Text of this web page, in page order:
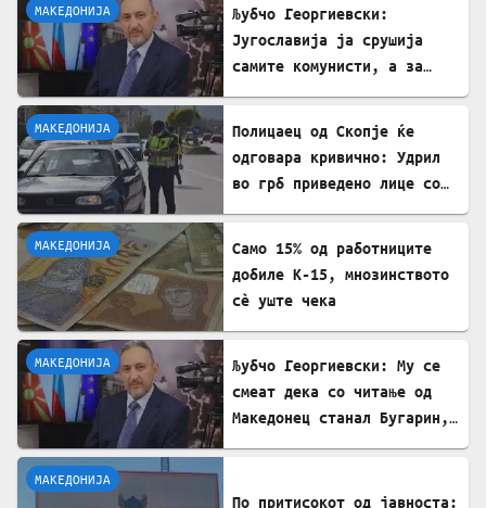
МАКЕДОНИЈА
Љубчо Георгиевски:
Југославија ја срушија
самите комунисти, а за
МАКЕДОНИЈА
Полицаец од Скопје ќе
одговара кривично: Удрил
во грб приведено лице со
МАКЕДОНИЈА
Само 15% од работниците
добиле К-15, мнозинството
сè уште чека
МАКЕДОНИЈА
Љубчо Георгиевски: Му се
смеат дека со читање од
Македонец станал Бугарин,
МАКЕДОНИЈА
По притисокот од јавноста: